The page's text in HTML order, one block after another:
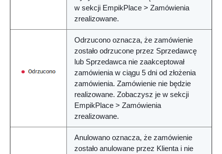
w sekcji EmpikPlace > Zamówienia
zrealizowane.
Odrzucono oznacza, że zamówienie
zostało odrzucone przez Sprzedawcę
lub Sprzedawca nie zaakceptował
zamówienia w ciągu 5 dni od złożenia
zamówienia. Zamówienie nie będzie
realizowane. Zobaczysz je w sekcji
EmpikPlace > Zamówienia
zrealizowane.
Anulowano oznacza, że zamówienie
zostało anulowane przez Klienta i nie